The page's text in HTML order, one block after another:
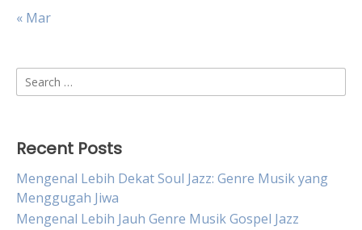
« Mar
Search
for:
Recent Posts
Mengenal Lebih Dekat Soul Jazz: Genre Musik yang
Menggugah Jiwa
Mengenal Lebih Jauh Genre Musik Gospel Jazz